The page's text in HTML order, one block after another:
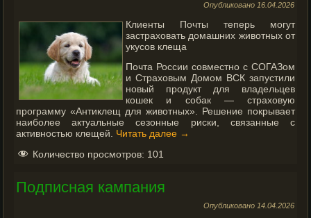
Опубликовано 16.04.2026
Клиенты Почты теперь могут
застраховать домашних животных от
укусов клеща
Почта России совместно с СОГАЗом
и Страховым Домом ВСК запустили
новый продукт для владельцев
кошек и собак — страховую
программу «Антиклещ для животных». Решение покрывает
наиболее актуальные сезонные риски, связанные с
активностью клещей. Читать далее →
Количество просмотров: 101
Подписная кампания
Опубликовано 14.04.2026